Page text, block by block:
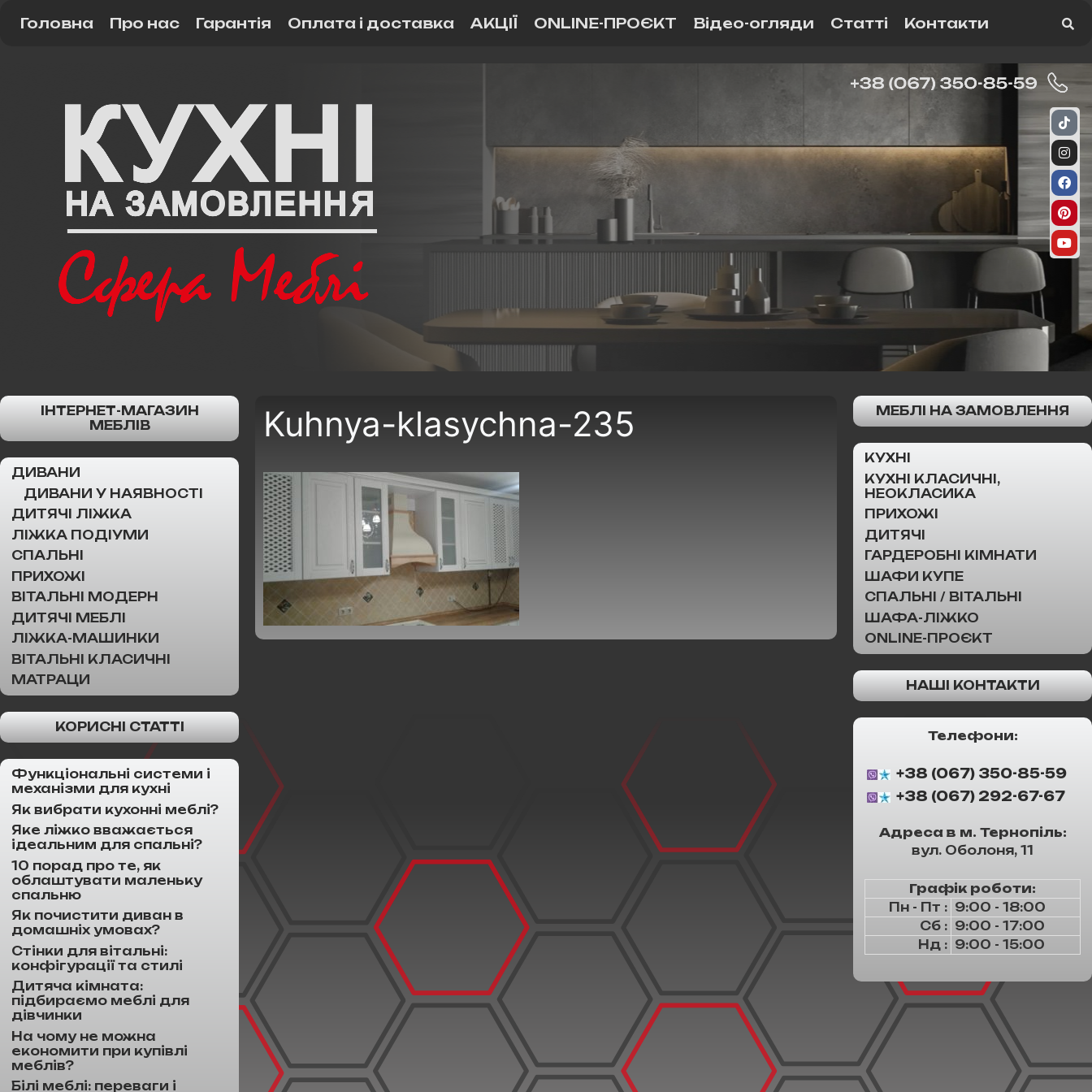
Головна Про нас Гарантія Оплата і доставка АКЦІЇ ONLINE-ПРОЄКТ Відео-огляди Статті Контакти
Kuhnya-klasychna-235
ІНТЕРНЕТ-МАГАЗИН
МЕБЛІВ
ДИВАНИ
ДИВАНИ У НАЯВНОСТІ
ДИТЯЧІ ЛІЖКА
ЛІЖКА ПОДІУМИ
СПАЛЬНІ
ПРИХОЖІ
ВІТАЛЬНІ МОДЕРН
ДИТЯЧІ МЕБЛІ
ЛІЖКА-МАШИНКИ
ВІТАЛЬНІ КЛАСИЧНІ
МАТРАЦИ
КОРИСНІ СТАТТІ
Функціональні системи і
механізми для кухні
Як вибрати кухонні меблі?
Яке ліжко вважається
ідеальним для спальні?
10 порад про те, як
облаштувати маленьку
спальню
Як почистити диван в
домашніх умовах?
Стінки для вітальні:
конфігурації та стилі
Дитяча кімната:
підбираємо меблі для
дівчинки
На чому не можна
економити при купівлі
меблів?
Білі меблі: переваги і
МЕБЛІ НА ЗАМОВЛЕННЯ
КУХНІ
КУХНІ КЛАСИЧНІ,
НЕОКЛАСИКА
ПРИХОЖІ
ДИТЯЧІ
ГАРДЕРОБНІ КІМНАТИ
ШАФИ КУПЕ
СПАЛЬНІ / ВІТАЛЬНІ
ШАФА-ЛІЖКО
ONLINE-ПРОЄКТ
НАШІ КОНТАКТИ
Телефони:
+38 (067) 350-85-59
+38 (067) 292-67-67
Адреса в м. Тернопіль:
вул. Оболоня, 11
Графік роботи:
Пн - Пт : 9:00 - 18:00
Сб : 9:00 - 17:00
Нд : 9:00 - 15:00